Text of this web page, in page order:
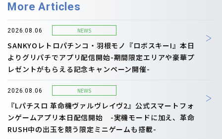
More Articles
2026.08.06 NEWS
SANKYOレトロパチンコ・羽根モノ『ロボスキーI』本日
よりグリパチでアプリ配信開始-期間限定エリアや豪華プ
レゼントがもらえる記念キャンペーン開催-
2026.08.06 NEWS
『Lパチスロ 革命機ヴァルヴレイヴ2』公式スマートフォ
ンゲームアプリ本日配信開始 -実機モードに加え、革命
RUSH中の出玉を競う限定ミニゲームも搭載-